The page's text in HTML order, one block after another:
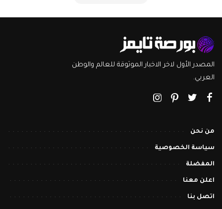
المصدر الأول لاخر الاخبار الموثوقة للعالم والوطن
العربي.
من نحن
سياسة الخصوصية
المفضلة
اعلن معنا
اتصل بنا